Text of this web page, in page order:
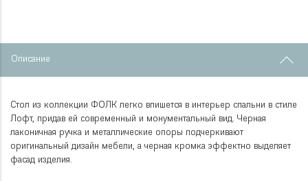
Описание
Стол из коллекции ФОЛК легко впишется в интерьер спальни в стиле
Лофт, придав ей современный и монументальный вид. Черная
лаконичная ручка и металлические опоры подчеркивают
оригинальный дизайн мебели, а черная кромка эффектно выделяет
фасад изделия.